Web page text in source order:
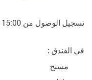
تسجيل الوصول من 15:00
في الفندق
مسبح